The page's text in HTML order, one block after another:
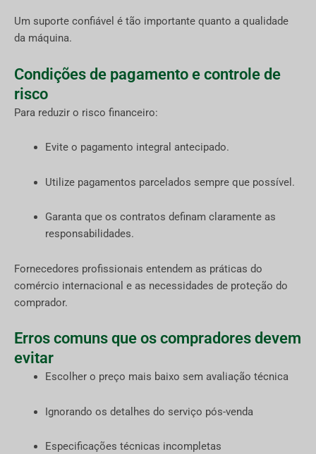
Um suporte confiável é tão importante quanto a qualidade
da máquina.
Condições de pagamento e controle de
risco
Para reduzir o risco financeiro:
Evite o pagamento integral antecipado.
Utilize pagamentos parcelados sempre que possível.
Garanta que os contratos definam claramente as
responsabilidades.
Fornecedores profissionais entendem as práticas do
comércio internacional e as necessidades de proteção do
comprador.
Erros comuns que os compradores devem
evitar
Escolher o preço mais baixo sem avaliação técnica
Ignorando os detalhes do serviço pós-venda
Especificações técnicas incompletas